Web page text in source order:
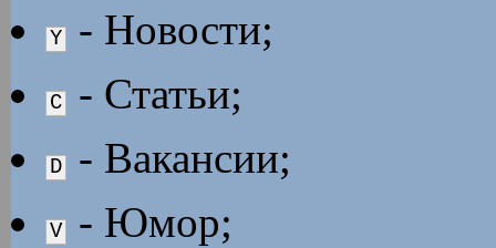
Y - Новости;
C - Статьи;
D - Вакансии;
V - Юмор;